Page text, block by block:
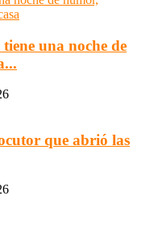
una noche de
que abrió las